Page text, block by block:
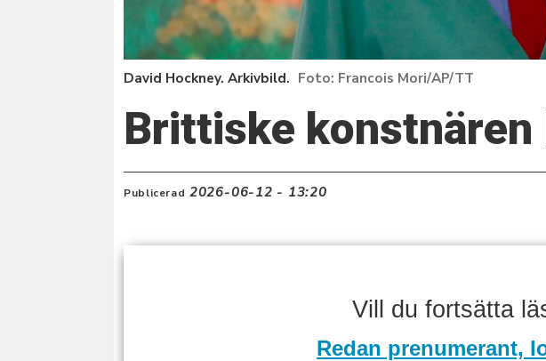
David Hockney. Arkivbild. Francois Mori/AP/TT
Brittiske konstnären
Publicerad 2026-06-12 - 13:20
Vill du fortsätta
Redan prenumerant,